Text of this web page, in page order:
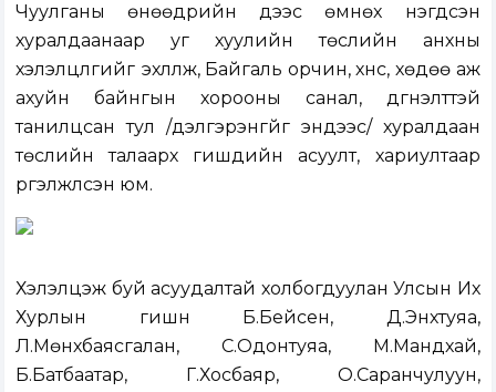
Чуулганы өнөөдрийн үдээс өмнөх нэгдсэн
хуралдаанаар уг хуулийн төслийн анхны
хэлэлцүүлгийг эхлүүлж, Байгаль орчин, хүнс, хөдөө аж
ахуйн байнгын хорооны санал, дүгнэлттэй
танилцсан тул /дэлгэрэнгүйг эндээс/ хуралдаан
төслийн талаарх гишүүдийн асуулт, хариултаар
үргэлжлсэн юм.
Хэлэлцэж буй асуудалтай холбогдуулан Улсын Их
Хурлын гишүүн Б.Бейсен, Д.Энхтуяа,
Л.Мөнхбаясгалан, С.Одонтуяа, М.Мандхай,
Б.Батбаатар, Г.Хосбаяр, О.Саранчулуун,